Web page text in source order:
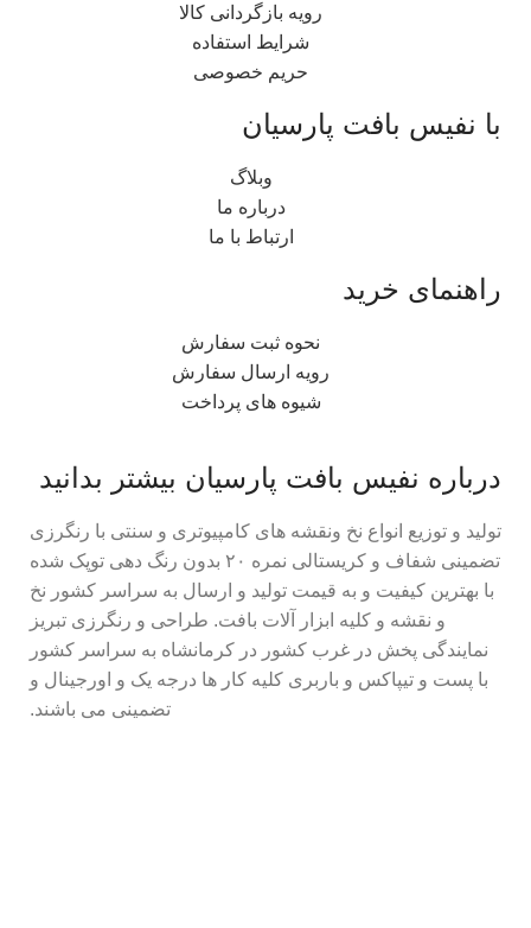
رویه بازگردانی کالا
شرایط استفاده
حریم خصوصی
با نفیس بافت پارسیان
وبلاگ
درباره ما
ارتباط با ما
راهنمای خرید
نحوه ثبت سفارش
رویه ارسال سفارش
شیوه های پرداخت
درباره نفیس بافت پارسیان بیشتر بدانید
تولید و توزیع انواع نخ ونقشه های کامپیوتری و سنتی با رنگرزی
تضمینی شفاف و کریستالی نمره ۲۰ بدون رنگ دهی توپک شده
با بهترین کیفیت و به قیمت تولید و ارسال به سراسر کشور نخ
و نقشه و کلیه ابزار آلات بافت. طراحی و رنگرزی تبریز
نمایندگی پخش در غرب کشور در کرمانشاه به سراسر کشور
با پست و تیپاکس و باربری کلیه کار ها درجه یک و اورجینال و
تضمینی می باشند.